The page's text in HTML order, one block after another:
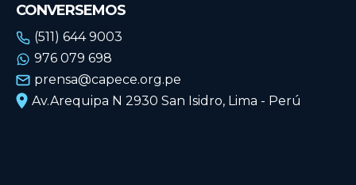
CONVERSEMOS
(511) 644 9003
976 079 698
prensa@capece.org.pe
Av.Arequipa N 2930 San Isidro, Lima - Perú